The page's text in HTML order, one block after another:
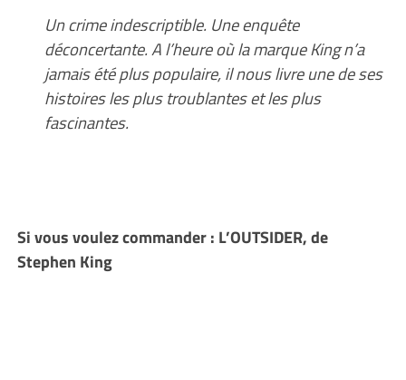
Un crime indescriptible. Une enquête
déconcertante. A l’heure où la marque King n’a
jamais été plus populaire, il nous livre une de ses
histoires les plus troublantes et les plus
fascinantes.
Si vous voulez commander : L’OUTSIDER, de
Stephen King